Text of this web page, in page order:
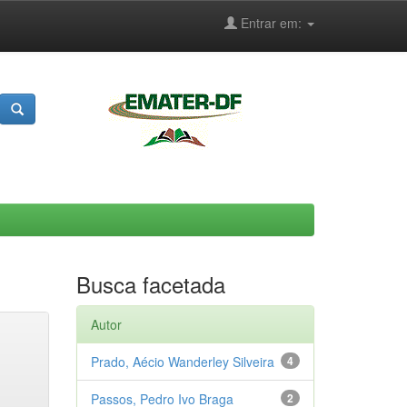
Entrar em:
Busca facetada
Autor
4
Prado, Aécio Wanderley Silveira
2
Passos, Pedro Ivo Braga